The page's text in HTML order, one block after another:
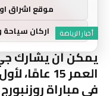
أخبار الرياضة
يمكن أن يشارك
العمر 15
في مباراة
موقع اشراق
اركان